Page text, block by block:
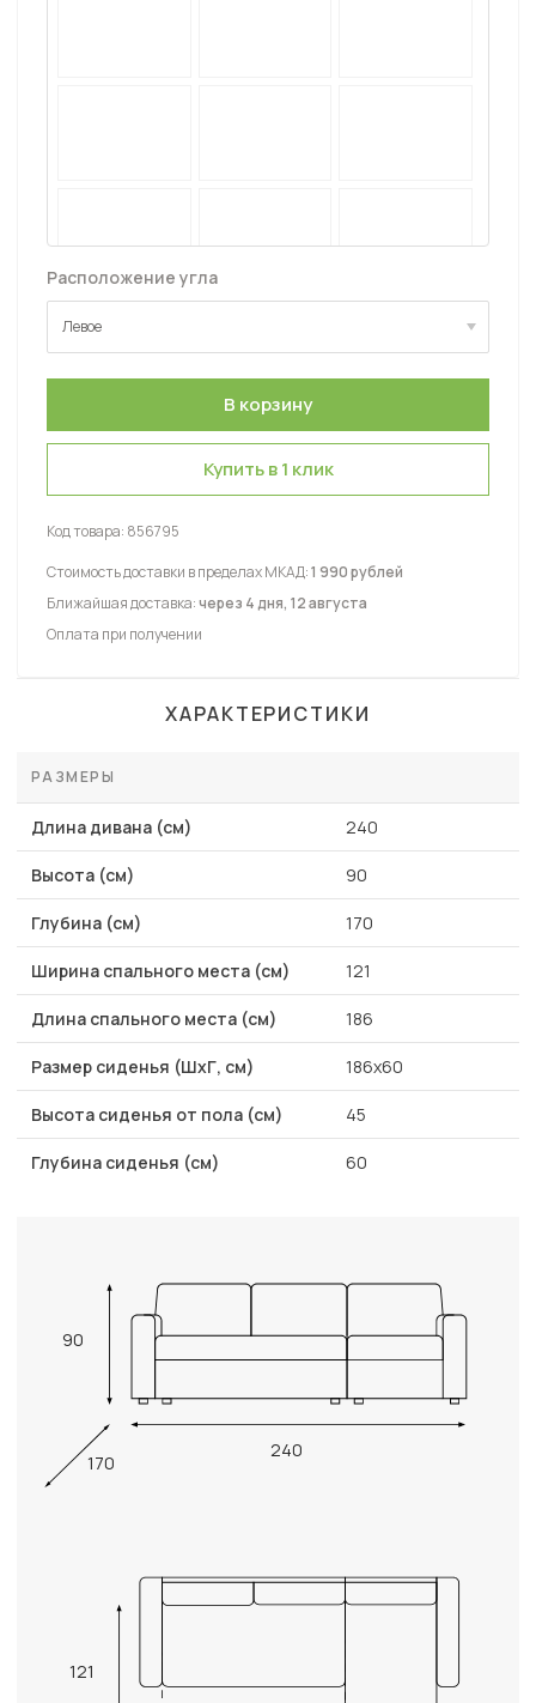
Расположение угла
Левое
Левое
Купить в 1 клик
Код товара: 856795
Стоимость доставки в пределах МКАД:1 990 рублей
Ближайшая доставка:через 4 дня, 12 августа
Оплата при получении
ХАРАКТЕРИСТИКИ
РАЗМЕРЫ
Длина дивана (см) 240
Высота (см) 90
Глубина (см) 170
Ширина спального места (см) 121
Длина спального места (см) 186
Размер сиденья (ШхГ, см) 186х60
Высота сиденья от пола (см) 45
Глубина сиденья (см) 60
90
240
170
121